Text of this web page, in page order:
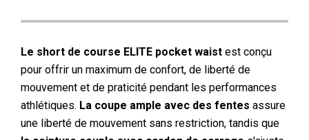
Le short de course ELITE pocket waist est conçu
pour offrir un maximum de confort, de liberté de
mouvement et de praticité pendant les performances
athlétiques. La coupe ample avec des fentes assure
une liberté de mouvement sans restriction, tandis que